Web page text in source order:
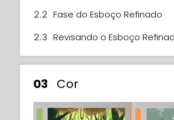
2.2 Fase do Esboço Refinado
2.3 Revisando o Esboço
03 Cor